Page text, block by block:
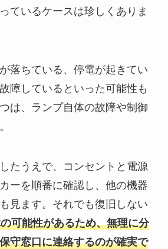
ているケースは珍しくありま
落ちている、停電が起きてい
障しているといった可能性も
は、ランプ自体の故障や制御
たうえで、コンセントと電源
ーを順番に確認し、他の機器
見ます。それでも復旧しない
可能性があるため、無理に分
守窓口に連絡するのが確実で